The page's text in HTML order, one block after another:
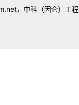
，中科（因仑）工